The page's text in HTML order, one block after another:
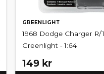
GREENLIGHT
1968 Dodge Charger R/
Greenlight - 1:64
149 kr